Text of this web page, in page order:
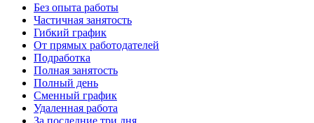
Без опыта работы
Частичная занятость
Гибкий график
От прямых работодателей
Подработка
Полная занятость
Полный день
Сменный график
Удаленная работа
За последние три дня